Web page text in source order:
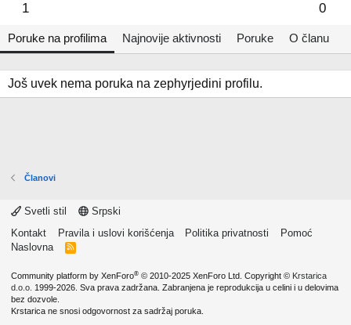
1 0
Poruke na profilima Najnovije aktivnosti Poruke O članu
Još uvek nema poruka na zephyrjedini profilu.
Članovi
Svetli stil
Srpski
Kontakt
Pravila i uslovi korišćenja Politika privatnosti
Pomoć
Naslovna
R
Community platform by XenForo® © 2010-2025 XenForo Ltd. Copyright © Krstarica
d.o.o. 1999-2026. Sva prava zadržana. Zabranjena je reprodukcija u celini i u delovima
bez dozvole.
Krstarica ne snosi odgovornost za sadržaj poruka.